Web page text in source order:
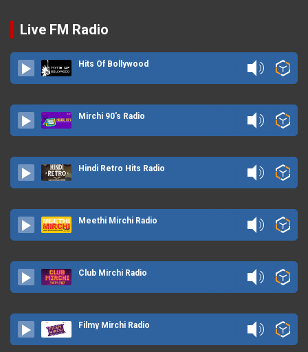
Live FM Radio
Hits Of Bollywood
Mirchi 90's Radio
Hindi Retro Hits Radio
Meethi Mirchi Radio
Club Mirchi Radio
Filmy Mirchi Radio